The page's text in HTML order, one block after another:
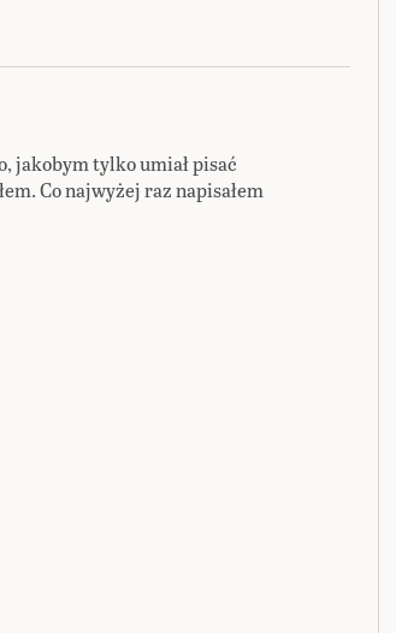
jakobym tylko umiał pisać
Co najwyżej raz napisałem